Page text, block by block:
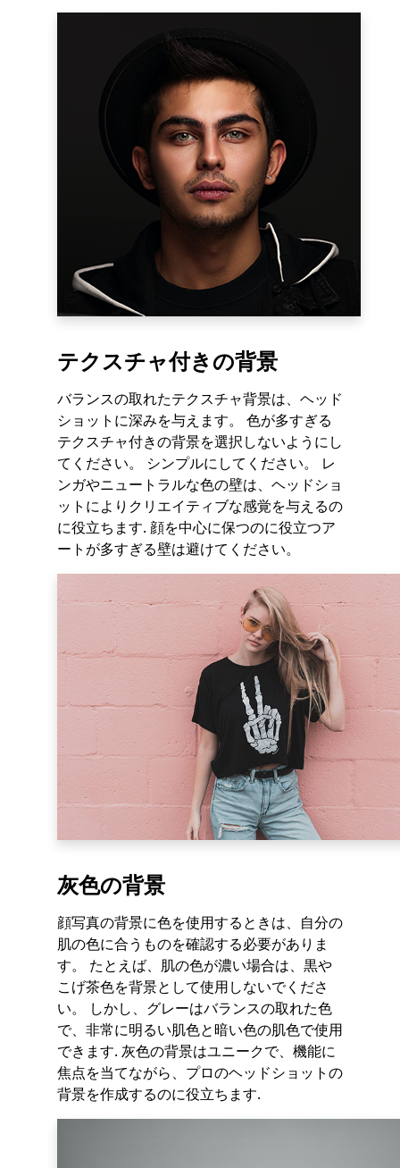
テクスチャ付きの背景
バランスの取れたテクスチャ背景は、ヘッド
ショットに深みを与えます。 色が多すぎる
テクスチャ付きの背景を選択しないようにし
てください。 シンプルにしてください。 レ
ンガやニュートラルな色の壁は、ヘッドショ
ットによりクリエイティブな感覚を与えるの
に役立ちます. 顔を中心に保つのに役立つア
ートが多すぎる壁は避けてください。
灰色の背景
顔写真の背景に色を使用するときは、自分の
肌の色に合うものを確認する必要がありま
す。 たとえば、肌の色が濃い場合は、黒や
こげ茶色を背景として使用しないでくださ
い。 しかし、グレーはバランスの取れた色
で、非常に明るい肌色と暗い色の肌色で使用
できます. 灰色の背景はユニークで、機能に
焦点を当てながら、プロのヘッドショットの
背景を作成するのに役立ちます.